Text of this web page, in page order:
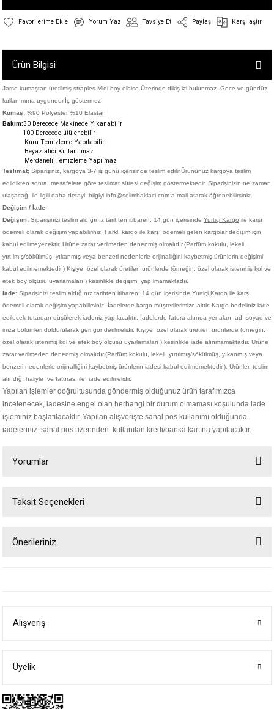
Yorum Yaz Tavsiye Et Paylaş Karşılaştır
Ürün Bilgisi
Jarse kumaştan üretilmiş straples Midi boy elbise.Üzerinde dikiş izi bulunmaz .Gece ve gündüz
kullanımına uygundur.İç göstermez.
Kumaş: %90 Polyester %10 Elastan
Bakım:30 Derecede Makinede Yıkanabilir
100 Derecede ütülenebilir
Kuru Temizleme Yapılabilir
Beyazlatıcı Kullanılmaz
Merdaneli Temizleme Yapılmaz
Teslimat; Siparişiniz, kargoya 3-7 iş günü içerisinde teslim edilir.Ürününüz kargoya teslim
edildikten sonra, mesafelere göre teslimat süresi değişim göstermektedir. Siparişinizin ne zaman
ulaşacağı ile ilgili daha detaylı bilgiyi info@selimbaklaci.com a mail atarak öğrenebilirsiniz.
Değişim / İade;
Değişim: Siparişinizi teslim aldığınız tarihten itibaren; 14 gün içerisinde Yurtiçi Kargo ile karşı
ödemeli olarak değişim yapabiliriniz. Farklı kargo ile karşı ödemeli gelen kargolar değişim için
kabul edilmeyecektir. Ürüne zarar verilmeden denenmiş olmalıdır.(Parfüm kokulu, lekeli,
yırtılmış/sökülmüş, yıkanmış veya benzeri nedenlerle orijinalliğini kaybetmiş ürünlerin değişimi
kabul edilmemektedir.) Kişiye
özel olarak üretilen ürünlerde (örneğin: özel olarak istenmiş kol ve
etek boy ölçüsü uyarlamaları ) kesinlikle değişim yapılmamaktadır.
İade: Siparişinizi teslim aldığınız tarihten itibaren; 14 gün içerisinde Yurtiçi Kargo ile karşı
ödemeli olarak değişim yapabilirsiniz. İadelerde kargo müşterilerimize aittir. Kargo bedeliniz iade
edilecek tutardan düşülerek iadeniz yapılacaktır. İadelerde fatura altında yer alan ad- soyad ve
imza bölümleri doldurularak geri gönderilmelidir. Kişiye
özel olarak üretilen ürünlerde (örneğin:
özel olarak istenmiş kol ve etek boy ölçüsü uyarlamaları ) kesinlikle iade alınmamaktadır. Ürüne
zarar verilmeden denenmiş olmalıdır.(Parfüm kokulu, lekeli, yırtılmış/sökülmüş, yıkanmış veya
benzeri nedenlerle orijinalliğini kaybetmiş ürünlerin iadesi kabul edilmemektedir.). Ürünler, teslim
alındığı haliyle ve faturası ile iade edilmelidir.
Yapılan işlemler doğrultusunda göndermiş olduğunuz ürün tarafımızca
incelenecek, iadesine engel olan herhangi bir durum olmaması koşulunda iade
işleminiz başlatılacaktır. Yapılan alışverişte sanal pos kullanımı olduğunda
iadeleriniz sanal pos üzerinden kullanılan kredi/banka kartına yapılacaktır.
Yorumlar
Taksit Seçenekleri
Önerileriniz
Ürün bilgilerinde hatalar bulunuyor.
Bu ürüne benzer farklı alternatifler olmalı.
Alışveriş
Üyelik